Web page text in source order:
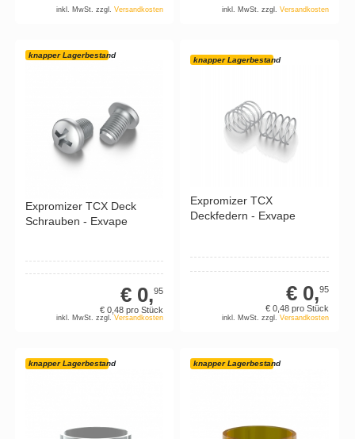
inkl. MwSt. zzgl.Versandkosten inkl. MwSt. zzgl. Versandkosten
knapper Lagerbestand
Expromizer TCX Deck
Schrauben - Exvape
€ 0,95
€ 0,48 pro Stück
inkl. MwSt. zzgl.Versandkosten
knapper Lagerbestand
Expromizer TCX
Deckfedern - Exvape
€ 0,95
€ 0, 48 pro Stück
inkl. MwSt. zzgl. Versandkosten
knapper Lagerbestand knapper Lagerbestand